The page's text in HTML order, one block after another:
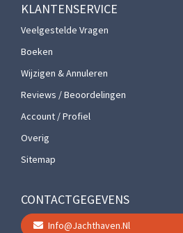
KLANTENSERVICE
Veelgestelde Vragen
Boeken
Wijzigen & Annuleren
Reviews / Beoordelingen
Account / Profiel
Overig
Sitemap
CONTACTGEGEVENS
Info@jachthaven.nl